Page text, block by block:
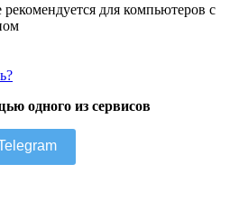
рекомендуется для компьютеров с
одного из сервисов